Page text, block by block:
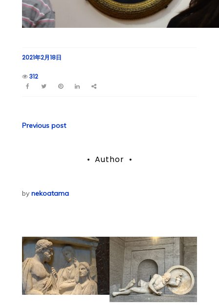
2021年2月18日
312
投
ゲ
シ
ョ
ン
Previous post
Author
by nekoatama